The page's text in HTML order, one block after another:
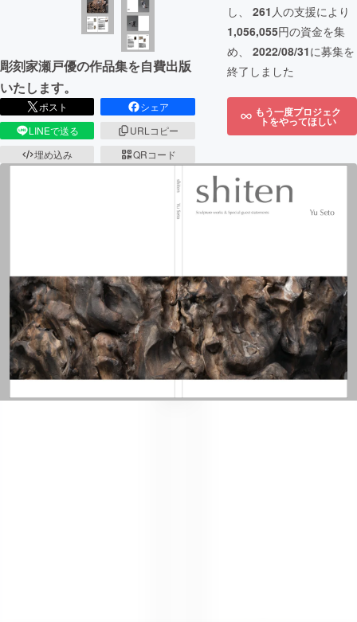
彫刻家瀬戸優の作品集を自費出版
いたします。
ポスト
シェア
LINEで送る
URLコピー
埋め込み
QRコード
し、 261 人の支援により
1,056,055円の資金を集
め、 2022/08/31に募集を
終了しました
もう一度プロジェク
トをやってほしい